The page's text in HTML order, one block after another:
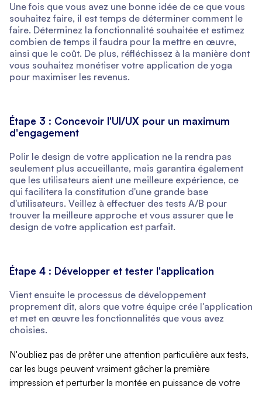
Une fois que vous avez une bonne idée de ce que vous
souhaitez faire, il est temps de déterminer comment le
faire. Déterminez la fonctionnalité souhaitée et estimez
combien de temps il faudra pour la mettre en œuvre,
ainsi que le coût. De plus, réfléchissez à la manière dont
vous souhaitez monétiser votre application de yoga
pour maximiser les revenus.
Étape 3 : Concevoir l'UI/UX pour un maximum
d'engagement
Polir le design de votre application ne la rendra pas
seulement plus accueillante, mais garantira également
que les utilisateurs aient une meilleure expérience, ce
qui facilitera la constitution d'une grande base
d'utilisateurs. Veillez à effectuer des tests A/B pour
trouver la meilleure approche et vous assurer que le
design de votre application est parfait.
Étape 4 : Développer et tester l'application
Vient ensuite le processus de développement
proprement dit, alors que votre équipe crée l'application
et met en œuvre les fonctionnalités que vous avez
choisies.
N'oubliez pas de prêter une attention particulière aux tests,
car les bugs peuvent vraiment gâcher la première
impression et perturber la montée en puissance de votre